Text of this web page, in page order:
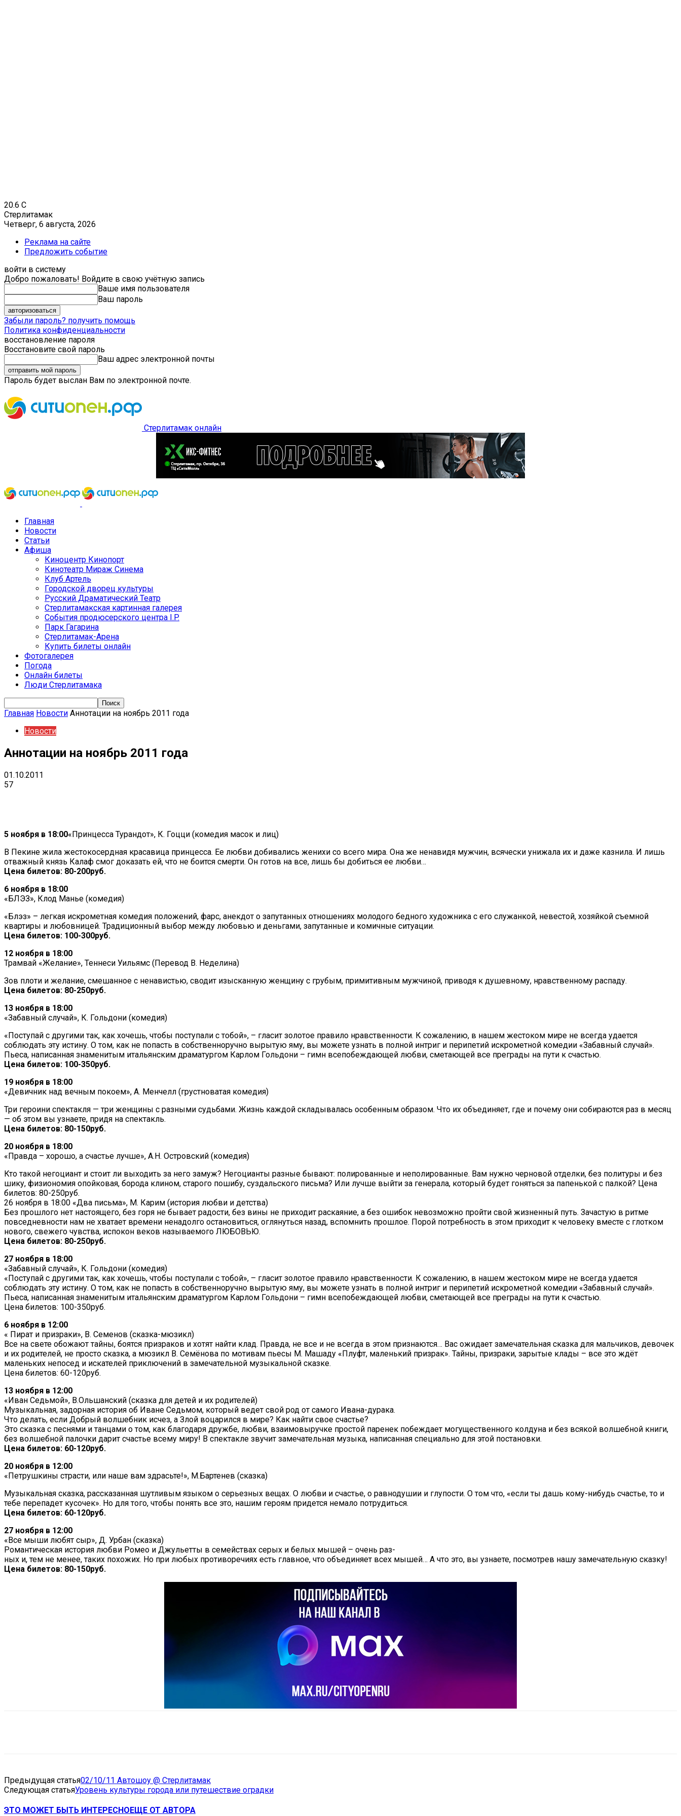
20.6 C
Стерлитамак
Четверг, 6 августа, 2026
Реклама на сайте
Предложить событие
войти в систему
Добро пожаловать! Войдите в свою учётную запись
Ваше имя пользователя
Ваш пароль
Забыли пароль? получить помощь
Политика конфиденциальности
восстановление пароля
Восстановите свой пароль
Ваш адрес электронной почты
Пароль будет выслан Вам по электронной почте.
Стерлитамак онлайн
Главная
Новости
Статьи
Афиша
Киноцентр Кинопорт
Кинотеатр Мираж Синема
Клуб Артель
Городской дворец культуры
Русский Драматический Театр
Стерлитамакская картинная галерея
События продюсерского центра I.P.
Парк Гагарина
Стерлитамак-Арена
Купить билеты онлайн
Фотогалерея
Погода
Онлайн билеты
Люди Стерлитамака
Главная Новости Аннотации на ноябрь 2011 года
Новости
Аннотации на ноябрь 2011 года
01.10.2011
57
5 ноября в 18:00«Принцесса Турандот», К. Гоцци (комедия масок и лиц)
В Пекине жила жестокосердная красавица принцесса. Ее любви добивались женихи со всего мира. Она же ненавидя мужчин, всячески унижала их и даже казнила. И лишь
отважный князь Калаф смог доказать ей, что не боится смерти. Он готов на все, лишь бы добиться ее любви…
Цена билетов: 80-200руб.
6 ноября в 18:00
«БЛЭЗ», Клод Манье (комедия)
«Блэз» – легкая искрометная комедия положений, фарс, анекдот о запутанных отношениях молодого бедного художника с его служанкой, невестой, хозяйкой съемной
квартиры и любовницей. Традиционный выбор между любовью и деньгами, запутанные и комичные ситуации.
Цена билетов: 100-300руб.
12 ноября в 18:00
Трамвай «Желание», Теннеси Уильямс (Перевод В. Неделина)
Зов плоти и желание, смешанное с ненавистью, сводит изысканную женщину с грубым, примитивным мужчиной, приводя к душевному, нравственному распаду.
Цена билетов: 80-250руб.
13 ноября в 18:00
«Забавный случай», К. Гольдони (комедия)
«Поступай с другими так, как хочешь, чтобы поступали с тобой», – гласит золотое правило нравственности. К сожалению, в нашем жестоком мире не всегда удается
соблюдать эту истину. О том, как не попасть в собственноручно вырытую яму, вы можете узнать в полной интриг и перипетий искрометной комедии «Забавный случай».
Пьеса, написанная знаменитым итальянским драматургом Карлом Гольдони – гимн всепобеждающей любви, сметающей все преграды на пути к счастью.
Цена билетов: 100-350руб.
19 ноября в 18:00
«Девичник над вечным покоем», А. Менчелл (грустноватая комедия)
Три героини спектакля — три женщины с разными судьбами. Жизнь каждой складывалась особенным образом. Что их объединяет, где и почему они собираются раз в месяц
— об этом вы узнаете, придя на спектакль.
Цена билетов: 80-150руб.
20 ноября в 18:00
«Правда – хорошо, а счастье лучше», А.Н. Островский (комедия)
Кто такой негоциант и стоит ли выходить за него замуж? Негоцианты разные бывают: полированные и неполированные. Вам нужно черновой отделки, без политуры и без
шику, физиономия опойковая, борода клином, старого пошибу, суздальского письма? Или лучше выйти за генерала, который будет гоняться за папенькой с палкой? Цена
билетов: 80-250руб.
26 ноября в 18:00 «Два письма», М. Карим (история любви и детства)
Без прошлого нет настоящего, без горя не бывает радости, без вины не приходит раскаяние, а без ошибок невозможно пройти свой жизненный путь. Зачастую в ритме
повседневности нам не хватает времени ненадолго остановиться, оглянуться назад, вспомнить прошлое. Порой потребность в этом приходит к человеку вместе с глотком
нового, свежего чувства, испокон веков называемого ЛЮБОВЬЮ.
Цена билетов: 80-250руб.
27 ноября в 18:00
«Забавный случай», К. Гольдони (комедия)
«Поступай с другими так, как хочешь, чтобы поступали с тобой», – гласит золотое правило нравственности. К сожалению, в нашем жестоком мире не всегда удается
соблюдать эту истину. О том, как не попасть в собственноручно вырытую яму, вы можете узнать в полной интриг и перипетий искрометной комедии «Забавный случай».
Пьеса, написанная знаменитым итальянским драматургом Карлом Гольдони – гимн всепобеждающей любви, сметающей все преграды на пути к счастью.
Цена билетов: 100-350руб.
6 ноября в 12:00
« Пират и призраки», В. Семенов (сказка-мюзикл)
Все на свете обожают тайны, боятся призраков и хотят найти клад. Правда, не все и не всегда в этом признаются… Вас ожидает замечательная сказка для мальчиков, девочек
и их родителей, не просто сказка, а мюзикл В. Семёнова по мотивам пьесы М. Машаду «Плуфт, маленький призрак». Тайны, призраки, зарытые клады – все это ждёт
маленьких непосед и искателей приключений в замечательной музыкальной сказке.
Цена билетов: 60-120руб.
13 ноября в 12:00
«Иван Седьмой», В.Ольшанский (сказка для детей и их родителей)
Музыкальная, задорная история об Иване Седьмом, который ведет свой род от самого Ивана-дурака.
Что делать, если Добрый волшебник исчез, а Злой воцарился в мире? Как найти свое счастье?
Это сказка с песнями и танцами о том, как благодаря дружбе, любви, взаимовыручке простой паренек побеждает могущественного колдуна и без всякой волшебной книги,
без волшебной палочки дарит счастье всему миру! В спектакле звучит замечательная музыка, написанная специально для этой постановки.
Цена билетов: 60-120руб.
20 ноября в 12:00
«Петрушкины страсти, или наше вам здрасьте!», М.Бартенев (сказка)
Музыкальная сказка, рассказанная шутливым языком о серьезных вещах. О любви и счастье, о равнодушии и глупости. О том что, «если ты дашь кому-нибудь счастье, то и
тебе перепадет кусочек». Но для того, чтобы понять все это, нашим героям придется немало потрудиться.
Цена билетов: 60-120руб.
27 ноября в 12:00
«Все мыши любят сыр», Д. Урбан (сказка)
Романтическая история любви Ромео и Джульетты в семействах серых и белых мышей – очень раз-
ных и, тем не менее, таких похожих. Но при любых противоречиях есть главное, что объединяет всех мышей… А что это, вы узнаете, посмотрев нашу замечательную сказку!
Цена билетов: 80-150руб.
Предыдущая статья02/10/11 Автошоу @ Стерлитамак
Следующая статьяУровень культуры города или путешествие оградки
ЭТО МОЖЕТ БЫТЬ ИНТЕРЕСНОЕЩЕ ОТ АВТОРА